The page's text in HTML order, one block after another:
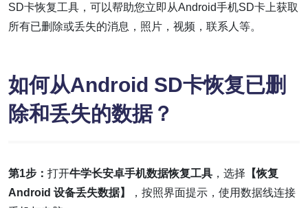
SD卡恢复工具，可以帮助您立即从Android手机SD卡上获取
所有已删除或丢失的消息，照片，视频，联系人等。
如何从Android SD卡恢复已删
除和丢失的数据？
第1步： 打开牛学长安卓手机数据恢复工具 ，选择 【恢复
Android 设备丢失数据】
，按照界面提示，使用数据线连接